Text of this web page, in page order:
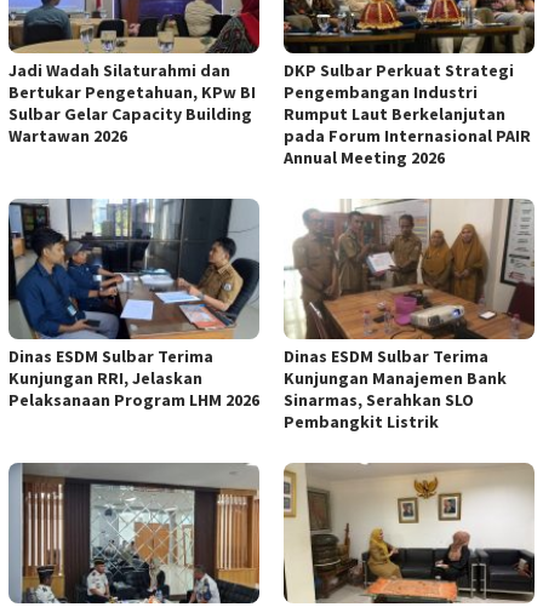
Jadi Wadah Silaturahmi dan
Bertukar Pengetahuan, KPw BI
Sulbar Gelar Capacity Building
Wartawan 2026
DKP Sulbar Perkuat Strategi
Pengembangan Industri
Rumput Laut Berkelanjutan
pada Forum Internasional PAIR
Annual Meeting 2026
Dinas ESDM Sulbar Terima
Kunjungan RRI, Jelaskan
Pelaksanaan Program LHM 2026
Dinas ESDM Sulbar Terima
Kunjungan Manajemen Bank
Sinarmas, Serahkan SLO
Pembangkit Listrik